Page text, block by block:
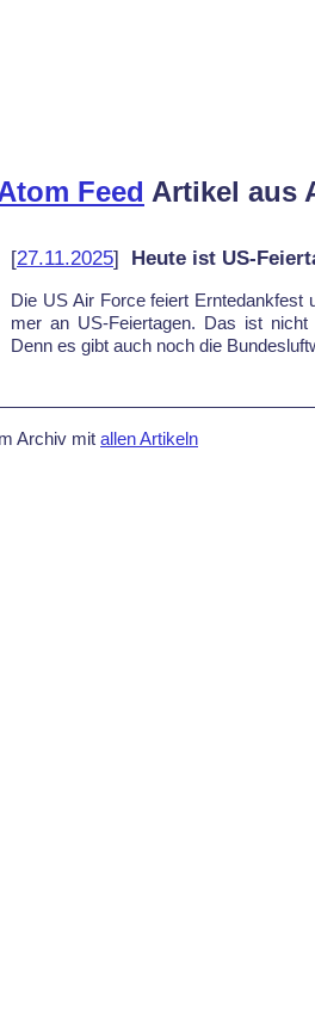
Artikel aus
[27.11.2025] Heute ist US-
Die US Air For­ce fei­ert
mer an US-Fei­er­ta­gen. Das ist
Denn es gibt auch noch die
Archiv mit allen Artikeln